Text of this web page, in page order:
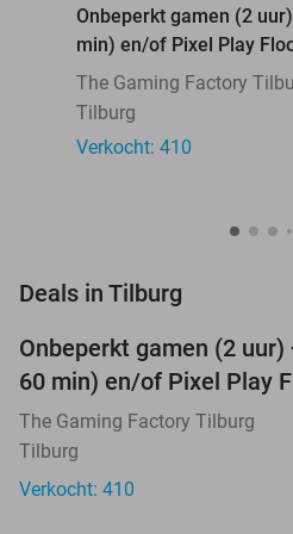
Onbeperkt gamen (2
min) en/of Pixel Play
The Gaming Factory
Tilburg
Verkocht: 410
Deals in Tilburg
Onbeperkt gamen (2 uur)
60 min) en/of Pixel Play
The Gaming Factory Tilburg
Tilburg
Verkocht: 410